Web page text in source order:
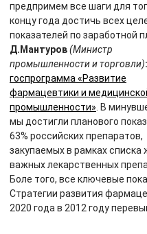
предпримем все шаги для
концу года достичь всех
показателей по заработной
Д.Мантуров(Министр
промышленности и торговли):
госпрограмма «Развитие
фармацевтики и
промышленности» . В
мы достигли планового
63% российских препаратов,
закупаемых в рамках списка
важных лекарственных
Боле того, все ключевые
Стратегии развития
2020 года в 2012 году